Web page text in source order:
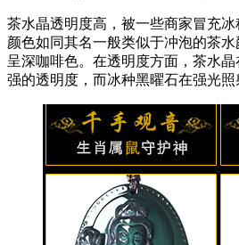
茶水晶透明度高，被一些商家冒充
颜色如同其名一般类似于冲泡的茶
呈深咖啡色。在透明度方面，茶水
强的透明度，而冰种黑曜石在强光照